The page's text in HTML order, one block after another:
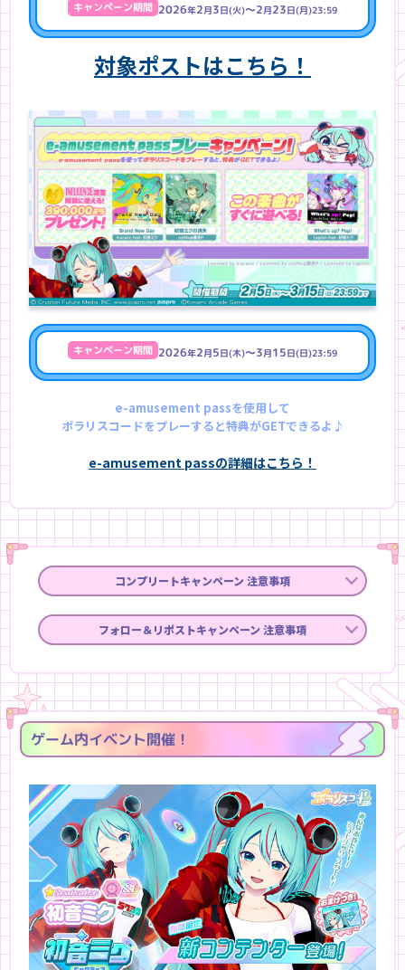
キャンペーン期間 2026年2月3日(火)～2月23日(月)23:59
対象ポストはこちら！
キャンペーン期間 2026年2月5日(木)～3月15日(日)23:59
e-amusement passを使用して
ポラリスコードをプレーすると特典がGETできるよ♪
e-amusement passの詳細はこちら！
コンプリートキャンペーン 注意事項
フォロー＆リポストキャンペーン 注意事項
ゲーム内イベント開催！